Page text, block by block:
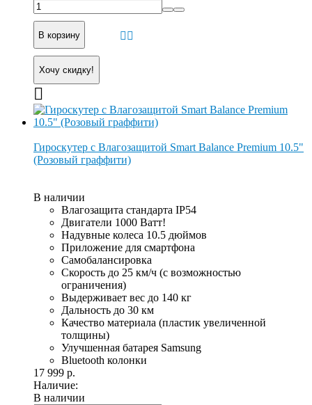
В корзину
Хочу скидку!
Гироскутер с Влагозащитой Smart Balance Premium 10.5"
(Розовый граффити)
В наличии
Влагозащита стандарта IP54
Двигатели 1000 Ватт!
Надувные колеса 10.5 дюймов
Приложение для смартфона
Самобалансировка
Скорость до 25 км/ч (с возможностью
ограничения)
Выдерживает вес до 140 кг
Дальность до 30 км
Качество материала (пластик увеличенной
толщины)
Улучшенная батарея Samsung
Bluetooth колонки
17 999 р.
Наличие:
В наличии